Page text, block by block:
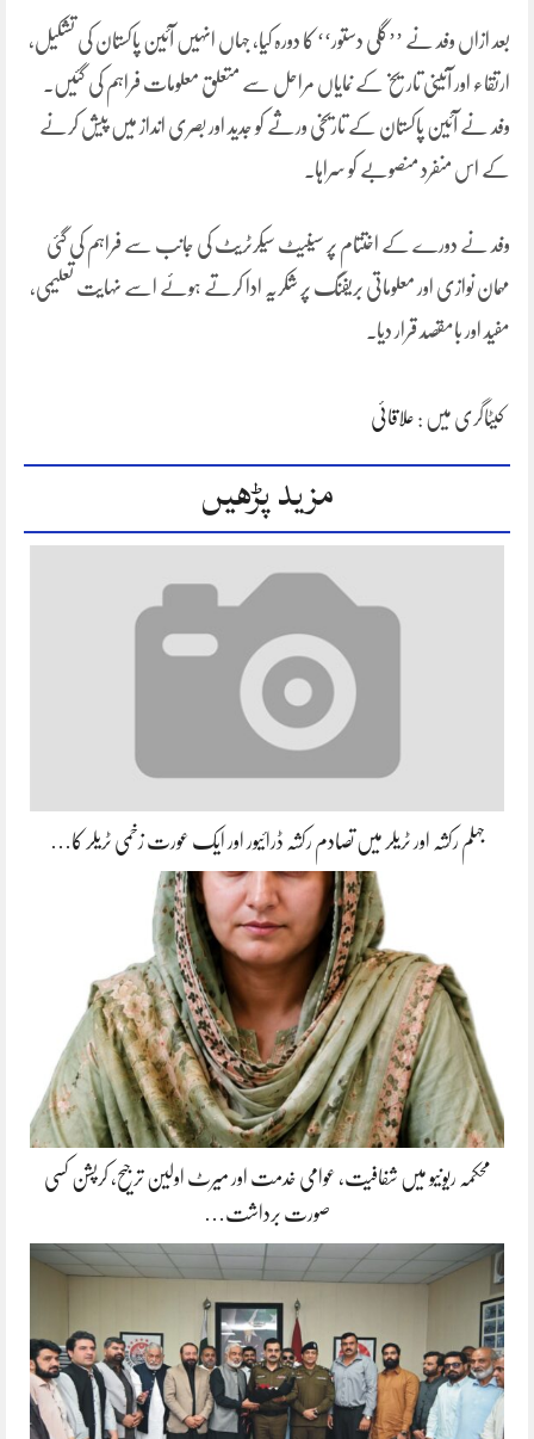
بعد ازاں وفد نے ’’گلی دستور‘‘ کا دورہ کیا، جہاں انہیں آئین پاکستان کی تشکیل،
ارتقاء اور آئینی تاریخ کے نمایاں مراحل سے متعلق معلومات فراہم کی گئیں۔
وفد نے آئین پاکستان کے تاریخی ورثے کو جدید اور بصری انداز میں پیش کرنے
کے اس منفرد منصوبے کو سراہا۔
وفد نے دورے کے اختتام پر سینیٹ سیکرٹریٹ کی جانب سے فراہم کی گئی
مہمان نوازی اور معلوماتی بریفنگ پر شکریہ ادا کرتے ہوئے اسے نہایت تعلیمی،
مفید اور بامقصد قرار دیا۔
کیٹاگری میں : علاقائی
مزید پڑھیں
جہلم رکشہ اور ٹریلر میں تصادم رکشہ ڈرائیور اور ایک عورت زخمی ٹریلر کا…
محکمہ ریونیو میں شفافیت، عوامی خدمت اور میرٹ اولین ترجیح، کرپشن کسی
صورت برداشت…